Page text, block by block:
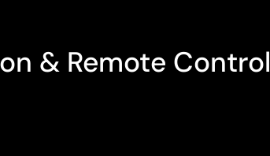
& Remote Control